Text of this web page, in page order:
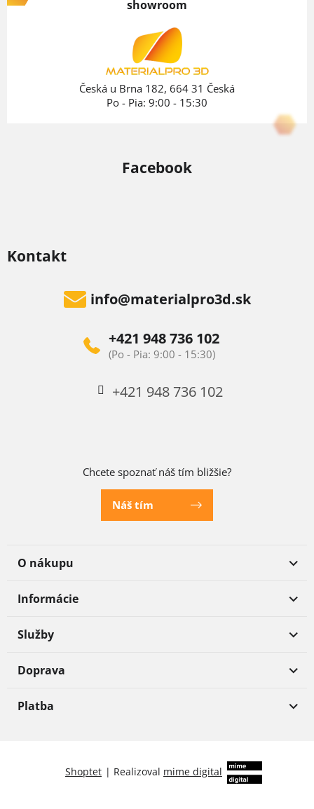
Kontakt
info@materialpro3d.sk
+421 948 736 102
+421 948 736 102
Chcete spoznať náš tím bližšie?
Náš tím
O nákupu
Informácie
Služby
showroom
Česká u Brna 182, 664 31 Česká
Po - Pia: 9:00 - 15:30
Facebook
Doprava
Platba
Shoptet | Realizoval mime digital